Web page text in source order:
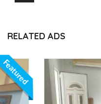
RELATED ADS